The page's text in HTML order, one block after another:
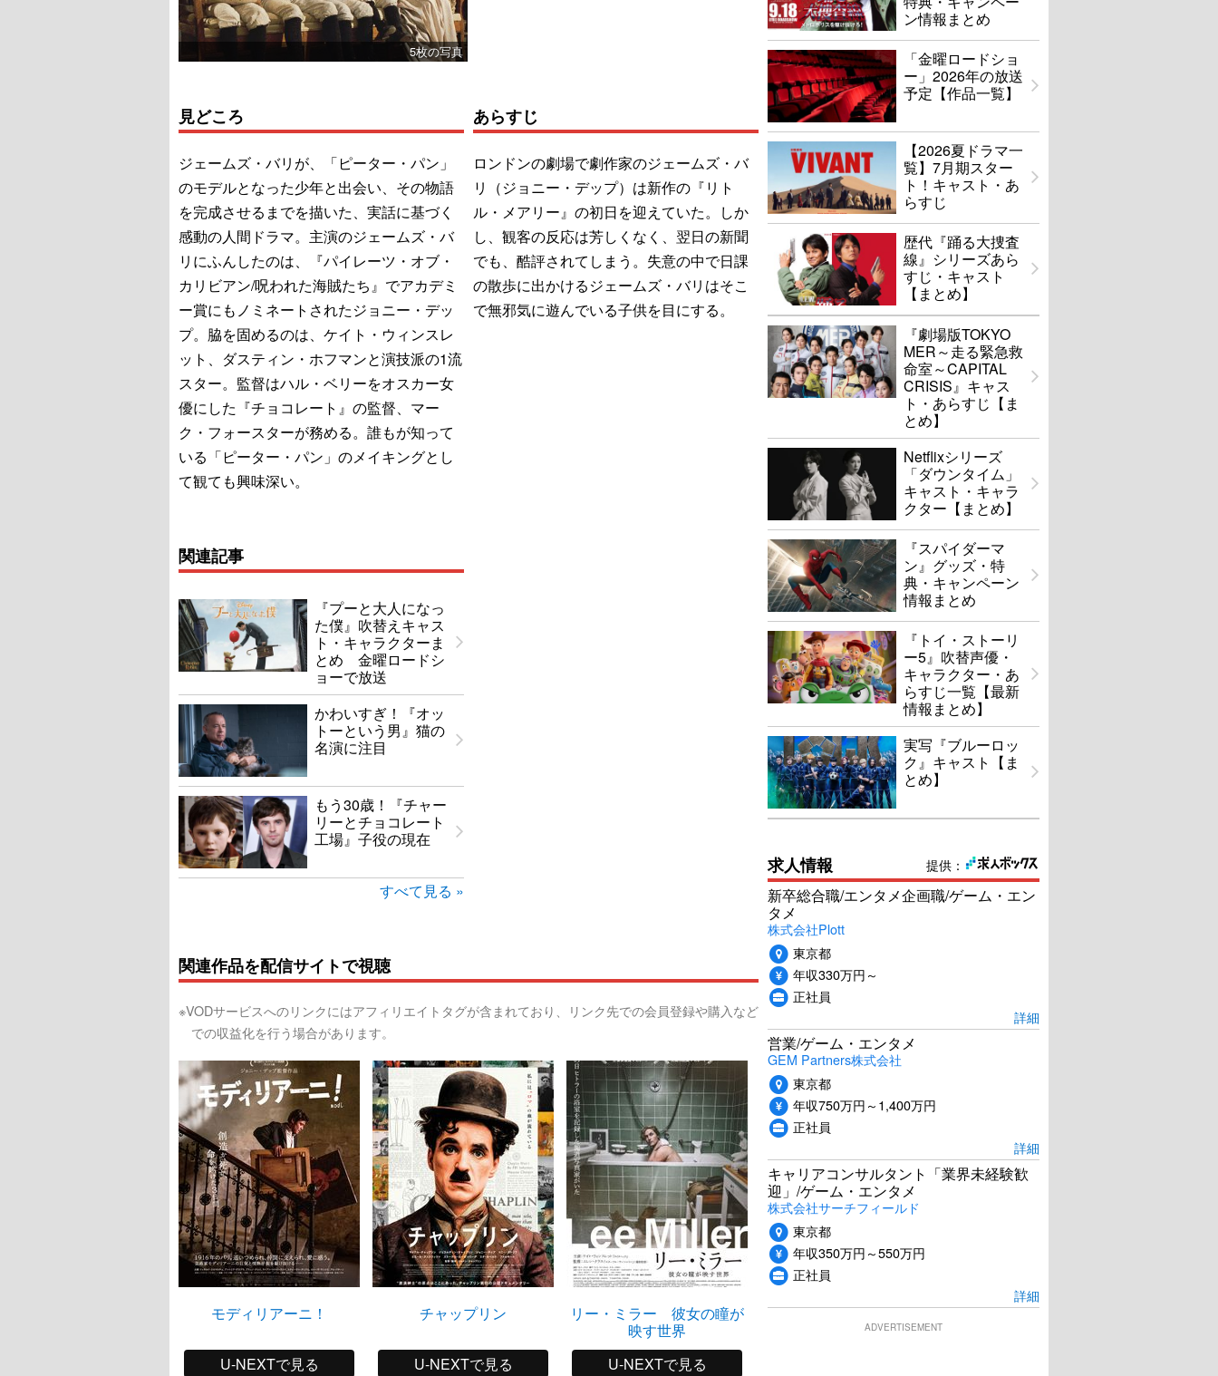
5枚の写真
見どころ
ジェームズ・バリが、「ピーター・パン」
のモデルとなった少年と出会い、その物語
を完成させるまでを描いた、実話に基づく
感動の人間ドラマ。主演のジェームズ・バ
リにふんしたのは、『パイレーツ・オブ・
カリビアン/呪われた海賊たち』でアカデミ
ー賞にもノミネートされたジョニー・デッ
プ。脇を固めるのは、ケイト・ウィンスレ
ット、ダスティン・ホフマンと演技派の1流
スター。監督はハル・ベリーをオスカー女
優にした『チョコレート』の監督、マー
ク・フォースターが務める。誰もが知って
いる「ピーター・パン」のメイキングとし
て観ても興味深い。
あらすじ
ロンドンの劇場で劇作家のジェームズ・バ
リ（ジョニー・デップ）は新作の『リト
ル・メアリー』の初日を迎えていた。しか
し、観客の反応は芳しくなく、翌日の新聞
でも、酷評されてしまう。失意の中で日課
の散歩に出かけるジェームズ・バリはそこ
で無邪気に遊んでいる子供を目にする。
関連記事
『プーと大人になっ
た僕』吹替えキャス
ト・キャラクターま
とめ 金曜ロードシ
ョーで放送
かわいすぎ！『オッ
トーという男』猫の
名演に注目
もう30歳！『チャー
リーとチョコレート
工場』子役の現在
すべて見る »
関連作品を配信サイトで視聴
※VODサービスへのリンクにはアフィリエイトタグが含まれており、リンク先での会員登録や購入など
での収益化を行う場合があります。
モディリアーニ！
U-NEXTで見る
チャップリン
U-NEXTで見る
リー・ミラー 彼女の瞳が
映す世界
U-NEXTで見る
ジャンヌ・デュ・バリー
国王最期の愛人
オットーという男
ン情報まとめ
「金曜ロードショ
ー」2026年の放送
予定【作品一覧】
【2026夏ドラマ一
覧】7月期スター
ト！キャスト・あ
らすじ
歴代『踊る大捜査
線』シリーズあら
すじ・キャスト
【まとめ】
『劇場版TOKYO
MER～走る緊急救
命室～CAPITAL
CRISIS』キャス
ト・あらすじ【ま
とめ】
Netflixシリーズ
「ダウンタイム」
キャスト・キャラ
クター【まとめ】
『スパイダーマ
ン』グッズ・特
典・キャンペーン
情報まとめ
『トイ・ストーリ
ー5』吹替声優・
キャラクター・あ
らすじ一覧【最新
情報まとめ】
実写『ブルーロッ
ク』キャスト【ま
とめ】
提供：
求人情報
新卒総合職/エンタメ企画職/ゲーム・エン
タメ
株式会社Plott
東京都
年収330万円～
正社員
詳細
営業/ゲーム・エンタメ
GEM Partners株式会社
東京都
年収750万円～1,400万円
正社員
詳細
キャリアコンサルタント「業界未経験歓
迎」/ゲーム・エンタメ
株式会社サーチフィールド
東京都
年収350万円～550万円
正社員
詳細
ADVERTISEMENT